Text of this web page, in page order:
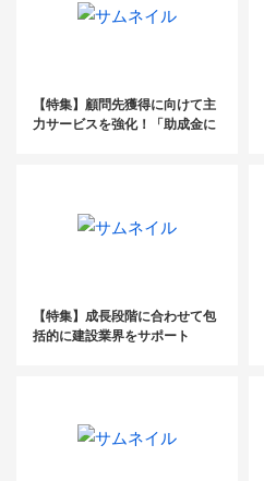
【特集】顧問先獲得に向けて主
力サービスを強化！「助成金に
【特集】成長段階に合わせて包
括的に建設業界をサポート